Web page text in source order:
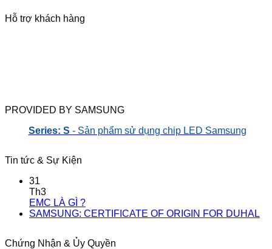
Hỗ trợ khách hàng
PROVIDED BY SAMSUNG
Series: S - Sản phẩm sử dụng chip LED Samsung
Tin tức & Sự Kiện
31
Th3
EMC LÀ GÌ ?
SAMSUNG: CERTIFICATE OF ORIGIN FOR DUHAL
Chứng Nhận & Ủy Quyền